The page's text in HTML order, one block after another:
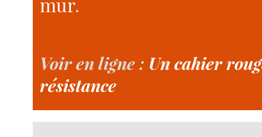
Voir en ligne : Un cahier
résistance